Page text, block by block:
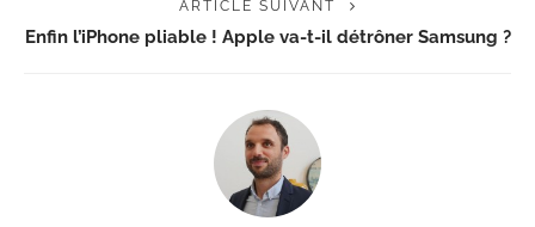
ARTICLE SUIVANT
Enfin l’iPhone pliable ! Apple va-t-il détrôner Samsung ?